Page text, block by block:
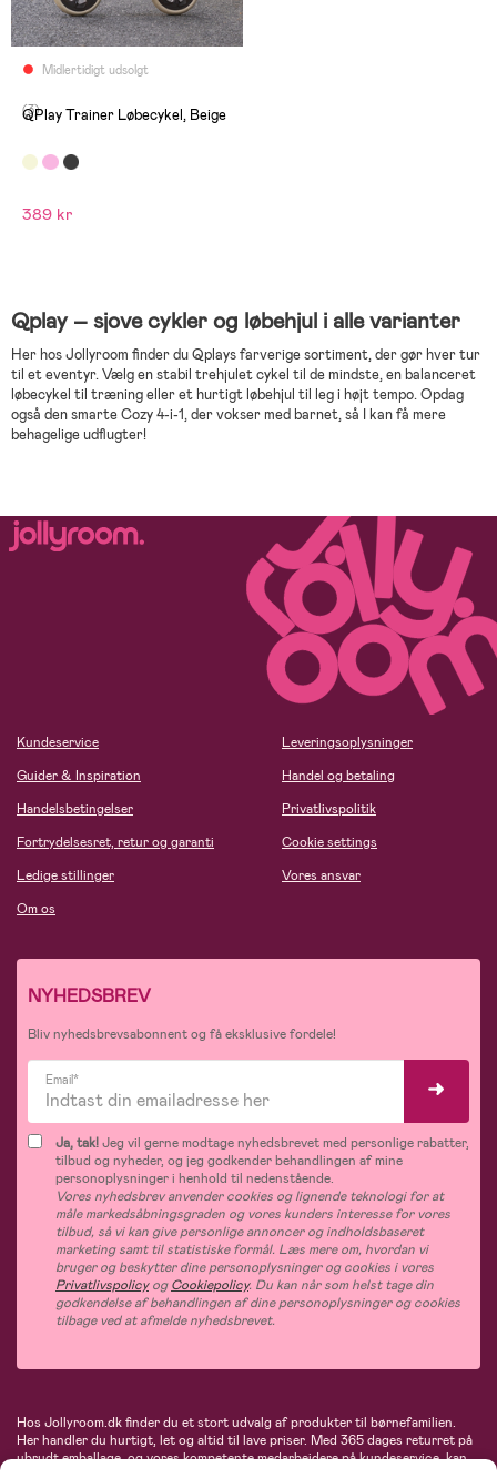
Midlertidigt udsolgt
(3)
QPlay Trainer Løbecykel, Beige
389 kr
Qplay – sjove cykler og løbehjul i alle varianter
Her hos Jollyroom finder du Qplays farverige sortiment, der gør hver tur
til et eventyr. Vælg en stabil trehjulet cykel til de mindste, en balanceret
løbecykel til træning eller et hurtigt løbehjul til leg i højt tempo. Opdag
også den smarte Cozy 4-i-1, der vokser med barnet, så I kan få mere
behagelige udflugter!
Kundeservice
Guider & Inspiration
Handelsbetingelser
Fortrydelsesret, retur og garanti
Ledige stillinger
Om os
Leveringsoplysninger
Handel og betaling
Privatlivspolitik
Cookie settings
Vores ansvar
NYHEDSBREV
Bliv nyhedsbrevsabonnent og få eksklusive fordele!
Email*
Ja, tak!Jeg vil gerne modtage nyhedsbrevet med personlige rabatter,
tilbud og nyheder, og jeg godkender behandlingen af mine
personoplysninger i henhold til nedenstående.
Vores nyhedsbrev anvender cookies og lignende teknologi for at
måle markedsåbningsgraden og vores kunders interesse for vores
tilbud, så vi kan give personlige annoncer og indholdsbaseret
marketing samt til statistiske formål. Læs mere om, hvordan vi
bruger og beskytter dine personoplysninger og cookies i vores
PrivatlivspolicyogCookiepolicy. Du kan når som helst tage din
godkendelse af behandlingen af dine personoplysninger og cookies
tilbage ved at afmelde nyhedsbrevet.
Hos Jollyroom.dk finder du et stort udvalg af produkter til børnefamilien.
Her handler du hurtigt, let og altid til lave priser. Med 365 dages returret på
ubrudt emballage, og vores kompetente medarbejdere på kundeservice, kan